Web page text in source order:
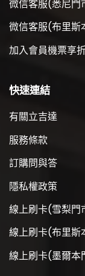
微信客服(悉尼門
微信客服(布里斯
加入會員機票享
快速連結
有關立吉達
服務條款
訂購問與答
隱私權政策
線上刷卡(雪梨門
線上刷卡(布里斯
線上刷卡(墨爾本